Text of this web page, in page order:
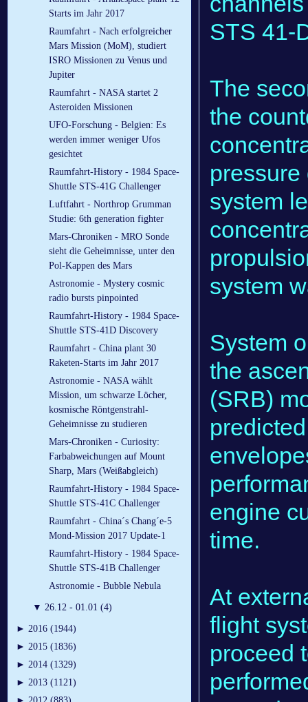
Starts im Jahr 2017
Raumfahrt - Nach erfolgreicher
Mars Mission (MoM), studiert
ISRO Missionen zu Venus und
Jupiter
Raumfahrt - NASA startet 2
Asteroiden Missionen
UFO-Forschung - Belgien: Es
werden immer weniger Ufos
gesichtet
Raumfahrt-History - 1984 Space-
Shuttle STS-41G Challenger
Luftfahrt - Northrop Grumman
Studie: 6th generation fighter
Mars-Chroniken - MRO Sonde
sieht die Geheimnisse, unter den
Pol-Kappen des Mars
Astronomie - Mystery cosmic
radio bursts pinpointed
Raumfahrt-History - 1984 Space-
Shuttle STS-41D Discovery
Raumfahrt - China plant 30
Raketen-Starts im Jahr 2017
Astronomie - NASA wählt
Mission, um schwarze Löcher,
kosmische Röntgenstrahl-
Geheimnisse zu studieren
Mars-Chroniken - Curiosity:
Farbabweichungen auf Mount
Sharp, Mars (Weißabgleich)
Raumfahrt-History - 1984 Space-
Shuttle STS-41C Challenger
Raumfahrt - China´s Chang´e-5
Mond-Mission 2017 Update-1
Raumfahrt-History - 1984 Space-
Shuttle STS-41B Challenger
Astronomie - Bubble Nebula
▼ 26.12 - 01.01 (4)
► 2016 (1944)
► 2015 (1836)
► 2014 (1329)
► 2013 (1121)
STS 41-
The
the
system
system
System
the
(SRB)
engine
time.
At
flight
proceed